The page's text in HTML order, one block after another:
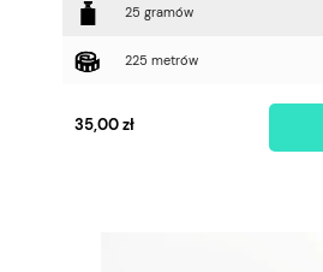
25 gramów
225 metrów
35,00 zł